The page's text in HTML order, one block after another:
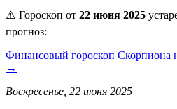
⚠️ Гороскоп от 22 июня 2025
прогноз:
Финансовый гороскоп Скорпиона
→
Воскресенье, 22 июня 2025